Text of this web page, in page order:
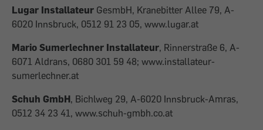
Lugar Installateur GesmbH, Kranebitter Allee 79, A-
6020 Innsbruck, 0512 91 23 05, www.lugar.at
Mario Sumerlechner Installateur, Rinnerstraße 6, A-
6071 Aldrans, 0680 301 59 48; www.installateur-
sumerlechner.at
Schuh GmbH, Bichlweg 29, A-6020 Innsbruck-Amras,
0512 34 23 41, www.schuh-gmbh.co.at